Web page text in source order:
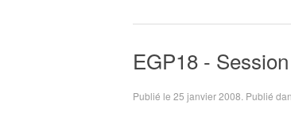
EGP18 -
Publié le 25 janvier 2008 . Publié